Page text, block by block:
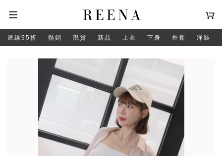
連線95折 熱銷 現貨 新品 上衣 下身 外套 洋裝